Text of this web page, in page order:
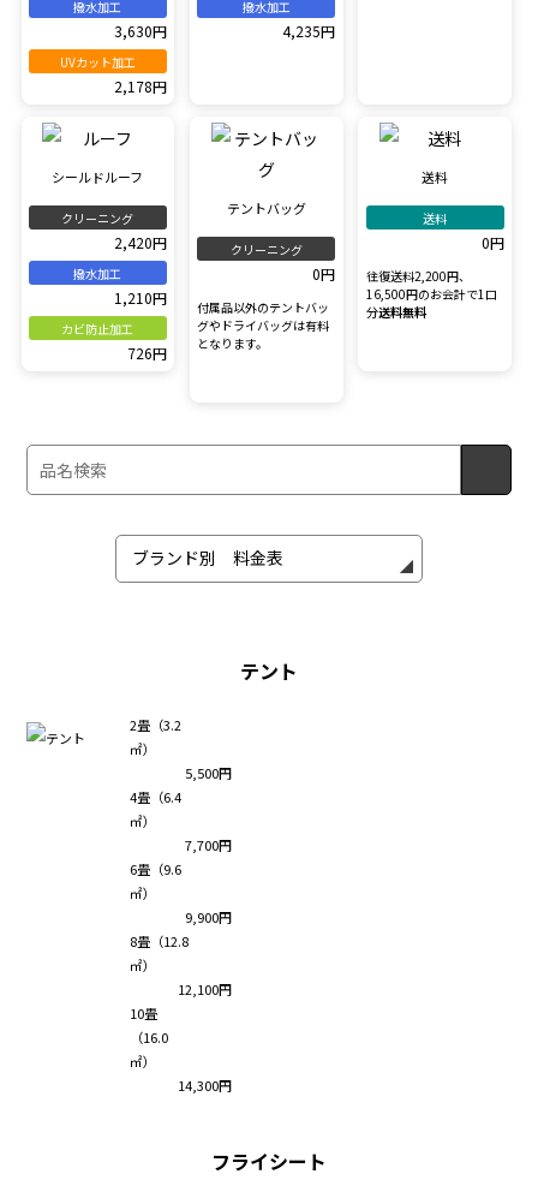
撥水加工
3,630円
UVカット加工
2,178円
撥水加工
4,235円
シールドルーフ
クリーニング
2,420円
撥水加工
1,210円
カビ防止加工
726円
テントバッグ
クリーニング
0円
付属品以外のテントバッ
グやドライバッグは有料
となります。
送料
送料
0円
往復送料2,200円、
16,500円のお会計で1口
分送料無料
テント
2畳（3.2
㎡）
5,500円
4畳（6.4
㎡）
7,700円
6畳（9.6
㎡）
9,900円
8畳（12.8
㎡）
12,100円
10畳
（16.0
㎡）
14,300円
フライシート